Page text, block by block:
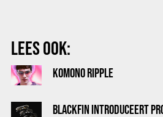
LEES OOK:
KOMONO RIPPLE
BLACKFIN INTRODUCEERT